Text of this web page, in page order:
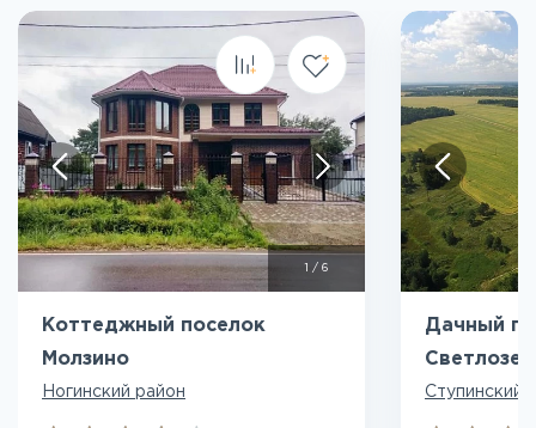
/ 6
Коттеджный поселок
Молзино
Ногинский район
Посмотреть все фото
Дачный
Ступинский